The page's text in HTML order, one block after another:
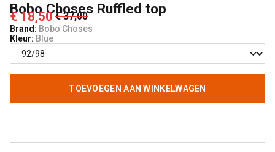
Bobo Choses Ruffled top
€ 18,50 € 37,00
Brand: Bobo Choses
Kleur: Blue
TOEVOEGEN AAN WINKELWAGEN